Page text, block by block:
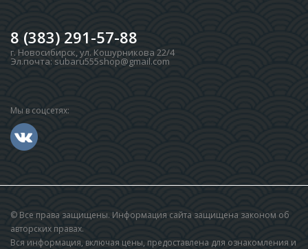
8 (383) 291-57-88
г. Новосибирск,ул. Кошурникова 22/4
Эл.почта: subaru555shop@gmail.com
Мы в соцсетях:
© Все права защищены. Информация сайта защищена законом об
авторских правах.
Вся информация, включая цены, предоставлена для ознакомления и